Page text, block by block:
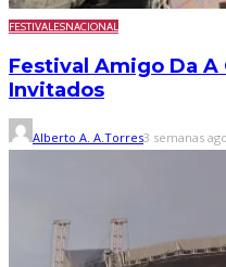
FESTIVALESNACIONAL
Festival Amigo Da
Invitados
Alberto A. A.Torres3 semanas ago